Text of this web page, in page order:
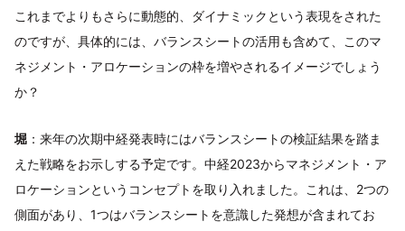
これまでよりもさらに動態的、ダイナミックという表現をされた
のですが、具体的には、バランスシートの活用も含めて、このマ
ネジメント・アロケーションの枠を増やされるイメージでしょう
か？
堀 ：来年の次期中経発表時にはバランスシートの検証結果を踏ま
えた戦略をお示しする予定です。中経2023からマネジメント・ア
ロケーションというコンセプトを取り入れました。これは、2つの
側面があり、1つはバランスシートを意識した発想が含まれてお